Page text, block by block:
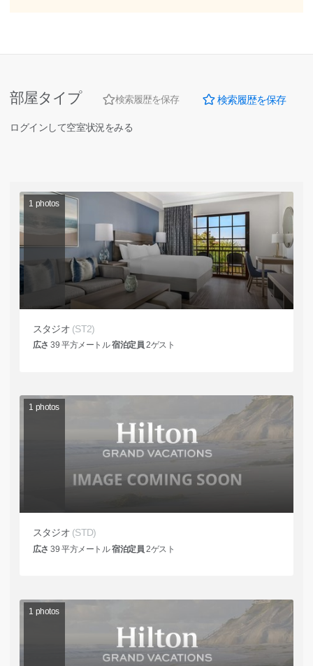
部屋タイプ 検索履歴を保存 検索履歴を保存
ログインして空室状況をみる
1 photos
スタジオ (ST2)
広さ 39 平方メートル宿泊定員 2ゲスト
1 photos
スタジオ (STD)
広さ 39 平方メートル宿泊定員 2ゲスト
1 photos